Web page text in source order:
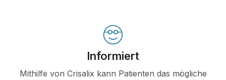
Informiert
Mithilfe von Crisalix kann Patienten das mögliche